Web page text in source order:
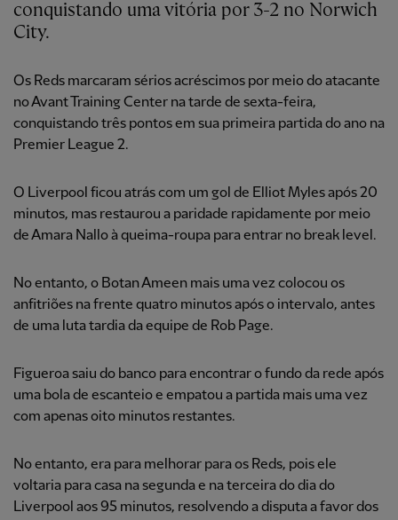
conquistando uma vitória por 3-2 no Norwich
City.
Os Reds marcaram sérios acréscimos por meio do atacante
no Avant Training Center na tarde de sexta-feira,
conquistando três pontos em sua primeira partida do ano na
Premier League 2.
O Liverpool ficou atrás com um gol de Elliot Myles após 20
minutos, mas restaurou a paridade rapidamente por meio
de Amara Nallo à queima-roupa para entrar no break level.
No entanto, o Botan Ameen mais uma vez colocou os
anfitriões na frente quatro minutos após o intervalo, antes
de uma luta tardia da equipe de Rob Page.
Figueroa saiu do banco para encontrar o fundo da rede após
uma bola de escanteio e empatou a partida mais uma vez
com apenas oito minutos restantes.
No entanto, era para melhorar para os Reds, pois ele
voltaria para casa na segunda e na terceira do dia do
Liverpool aos 95 minutos, resolvendo a disputa a favor dos